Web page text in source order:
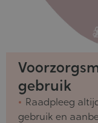
gebruik
Raadpleeg
gebruik en